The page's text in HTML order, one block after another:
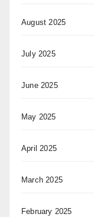
August 2025
July 2025
June 2025
May 2025
April 2025
March 2025
February 2025